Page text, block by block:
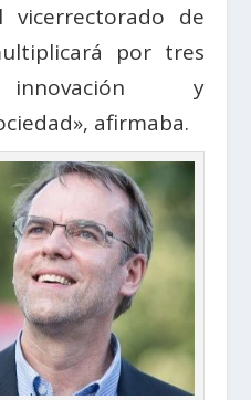
de
por tres
innovación y
afirmaba.